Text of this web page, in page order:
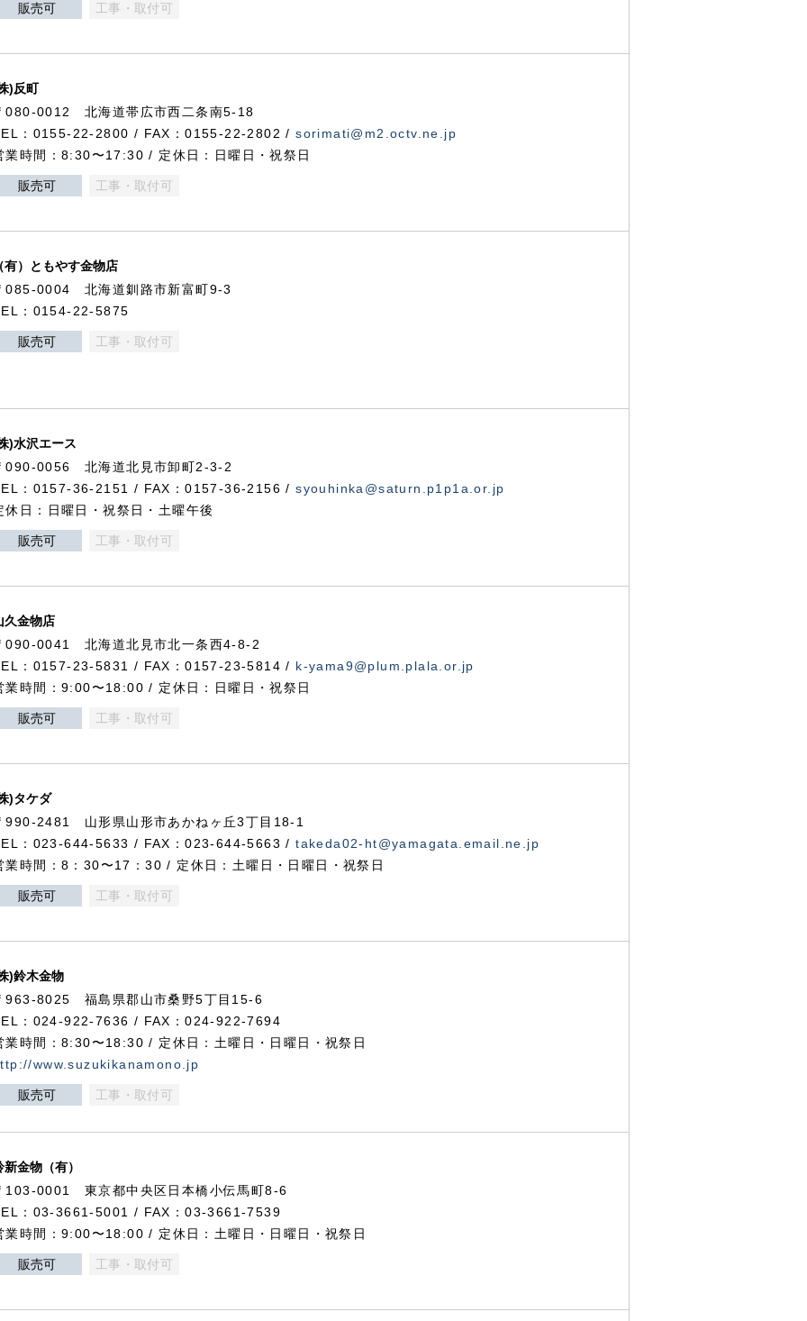
販売可 工事・取付可
)反町
080-0012 北海道帯広市西二条南5-18
：0155-22-2800 / FAX：0155-22-2802 /sorimati@m2.octv.ne.jp
業時間：8:30〜17:30 / 定休日：日曜日・祝祭日
販売可 工事・取付可
有）ともやす金物店
085-0004 北海道釧路市新富町9-3
：0154-22-5875
販売可 工事・取付可
)水沢エース
090-0056 北海道北見市卸町2-3-2
：0157-36-2151 / FAX：0157-36-2156 /syouhinka@saturn.p1p1a.or.jp
休日：日曜日・祝祭日・土曜午後
販売可 工事・取付可
久金物店
090-0041 北海道北見市北一条西4-8-2
：0157-23-5831 / FAX：0157-23-5814 / k-yama9@plum.plala.or.jp
業時間：9:00〜18:00 / 定休日：日曜日・祝祭日
販売可 工事・取付可
)タケダ
990-2481 山形県山形市あかねヶ丘3丁目18-1
：023-644-5633 / FAX：023-644-5663 /takeda02-ht@yamagata.email.ne.jp
業時間：8：30〜17：30 / 定休日：土曜日・日曜日・祝祭日
販売可 工事・取付可
)鈴木金物
963-8025 福島県郡山市桑野5丁目15-6
：024-922-7636 / FAX：024-922-7694
業時間：8:30〜18:30 / 定休日：土曜日・日曜日・祝祭日
www.suzukikanamono.jp
販売可 工事・取付可
新金物（有）
103-0001 東京都中央区日本橋小伝馬町8-6
：03-3661-5001 / FAX：03-3661-7539
業時間：9:00〜18:00 / 定休日：土曜日・日曜日・祝祭日
販売可 工事・取付可